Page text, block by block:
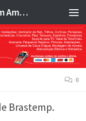
Jean Fabio - Marido de Aluguel em Americana SP e região - JFMA
0
Brastemp.